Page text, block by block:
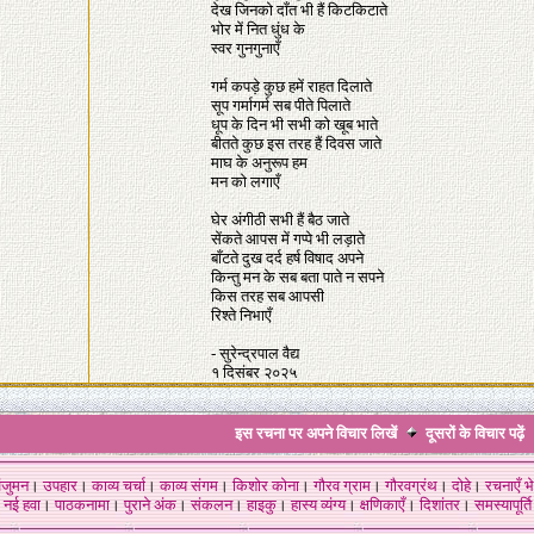
देख जिनको दाँत भी हैं किटकिटाते
भोर में नित धुंध के
स्वर गुनगुनाएँ
गर्म कपड़े कुछ हमें राहत दिलाते
सूप गर्मागर्म सब पीते पिलाते
धूप के दिन भी सभी को खूब भाते
बीतते कुछ इस तरह हैं दिवस जाते
माघ के अनुरूप हम
मन को लगाएँ
घेर अंगीठी सभी हैं बैठ जाते
सेंकते आपस में गप्पे भी लड़ाते
बाँटते दुख दर्द हर्ष विषाद अपने
किन्तु मन के सब बता पाते न सपने
किस तरह सब आपसी
रिश्ते निभाएँ
- सुरेन्द्रपाल वैद्य
१ दिसंबर २०२५
इस रचना पर अपने विचार लिखें दूसरों के विचारपढ़ें
।उपहार।काव्य चर्चा।काव्य संगम।किशोर कोना।गौरव ग्राम।गौरवग्रंथ।दोहे।रचनाएँ
नई हवा। पाठकनामा। पुराने अंक। संकलन। हाइकु। हास्य व्यंग्य। क्षणिकाएँ। दिशांतर। समस्यापूर्ति